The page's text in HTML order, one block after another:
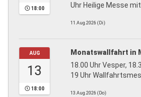
18:00
Uhr Heilige Messe
11.Aug.2026 (Di)
AUG
13
18:00
Monatswallfahrt in
18.00 Uhr Vesper,
19 Uhr
13.Aug.2026 (Do)